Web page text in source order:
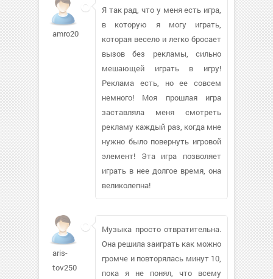
amro2007
Я так рад, что у меня есть игра,
в которую я могу играть,
которая весело и легко бросает
вызов без рекламы, сильно
мешающей играть в игру!
Реклама есть, но ее совсем
немного! Моя прошлая игра
заставляла меня смотреть
рекламу каждый раз, когда мне
нужно было повернуть игровой
элемент! Эта игра позволяет
играть в нее долгое время, она
великолепна!
aris-
tov250
Музыка просто отвратительна.
Она решила заиграть как можно
громче и повторялась минут 10,
пока я не понял, что всему